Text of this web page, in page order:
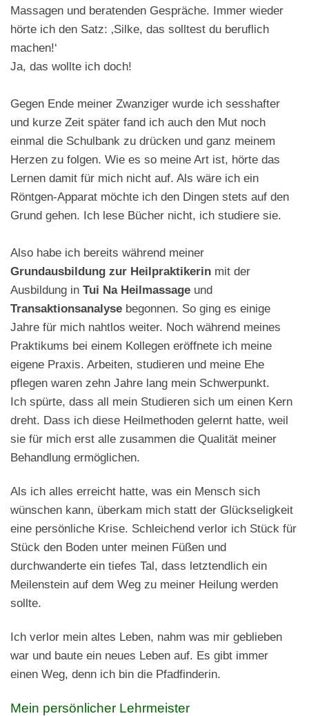
Massagen und beratenden Gespräche. Immer wieder
hörte ich den Satz: ‚Silke, das solltest du beruflich
machen!‘
Ja, das wollte ich doch!
Gegen Ende meiner Zwanziger wurde ich sesshafter
und kurze Zeit später fand ich auch den Mut noch
einmal die Schulbank zu drücken und ganz meinem
Herzen zu folgen. Wie es so meine Art ist, hörte das
Lernen damit für mich nicht auf. Als wäre ich ein
Röntgen-Apparat möchte ich den Dingen stets auf den
Grund gehen. Ich lese Bücher nicht, ich studiere sie.
Also habe ich bereits während meiner
Grundausbildung zur Heilpraktikerin mit der
Ausbildung in Tui Na Heilmassage und
Transaktionsanalyse begonnen. So ging es einige
Jahre für mich nahtlos weiter. Noch während meines
Praktikums bei einem Kollegen eröffnete ich meine
eigene Praxis. Arbeiten, studieren und meine Ehe
pflegen waren zehn Jahre lang mein Schwerpunkt.
Ich spürte, dass all mein Studieren sich um einen Kern
dreht. Dass ich diese Heilmethoden gelernt hatte, weil
sie für mich erst alle zusammen die Qualität meiner
Behandlung ermöglichen.
Als ich alles erreicht hatte, was ein Mensch sich
wünschen kann, überkam mich statt der Glückseligkeit
eine persönliche Krise. Schleichend verlor ich Stück für
Stück den Boden unter meinen Füßen und
durchwanderte ein tiefes Tal, dass letztendlich ein
Meilenstein auf dem Weg zu meiner Heilung werden
sollte.
Ich verlor mein altes Leben, nahm was mir geblieben
war und baute ein neues Leben auf. Es gibt immer
einen Weg, denn ich bin die Pfadfinderin.
Mein persönlicher Lehrmeister